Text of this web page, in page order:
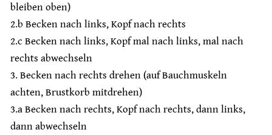
bleiben oben)
2.b Becken nach links, Kopf nach rechts
2.c Becken nach links, Kopf mal nach links, mal nach
rechts abwechseln
3. Becken nach rechts drehen (auf Bauchmuskeln
achten, Brustkorb mitdrehen)
3.a Becken nach rechts, Kopf nach rechts, dann links,
dann abwechseln